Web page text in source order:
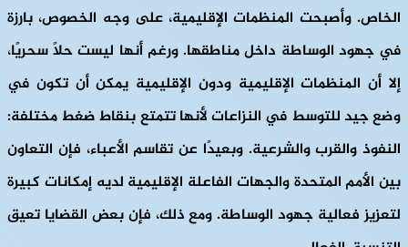
الخاص. وأصبحت المنظمات الإقليمية، على وجه الخصوص، بارزة
في جهود الوساطة داخل مناطقها. ورغم أنها ليست حلاً سحريًا،
إلا أن المنظمات الإقليمية ودون الإقليمية يمكن أن تكون في
وضع جيد للتوسط في النزاعات لأنها تتمتع بنقاط ضغط مختلفة:
النفوذ والقرب والشرعية. وبعيدًا عن تقاسم الأعباء، فإن التعاون
بين الأمم المتحدة والجهات الفاعلة الإقليمية لديه إمكانات كبيرة
لتعزيز فعالية جهود الوساطة. ومع ذلك، فإن بعض القضايا تعيق